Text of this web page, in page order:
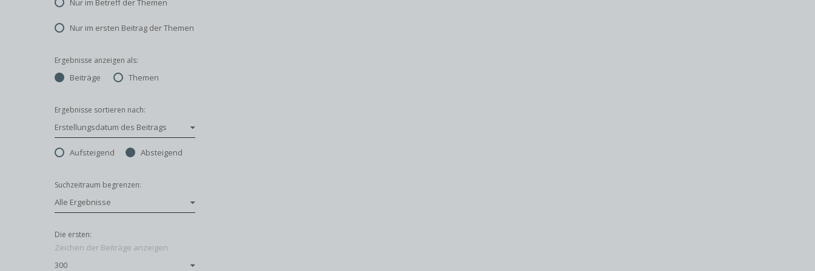
Nur im Betreff der Themen
Nur im ersten Beitrag der Themen
Ergebnisse anzeigen als:
Beiträge Themen
Ergebnisse sortieren nach:
Erstellungsdatum des Beitrags
Aufsteigend Absteigend
Suchzeitraum begrenzen:
Alle Ergebnisse
Die ersten:
Zeichen der Beiträge anzeigen
300